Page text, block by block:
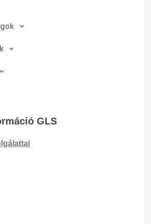
GLS
lgálattal